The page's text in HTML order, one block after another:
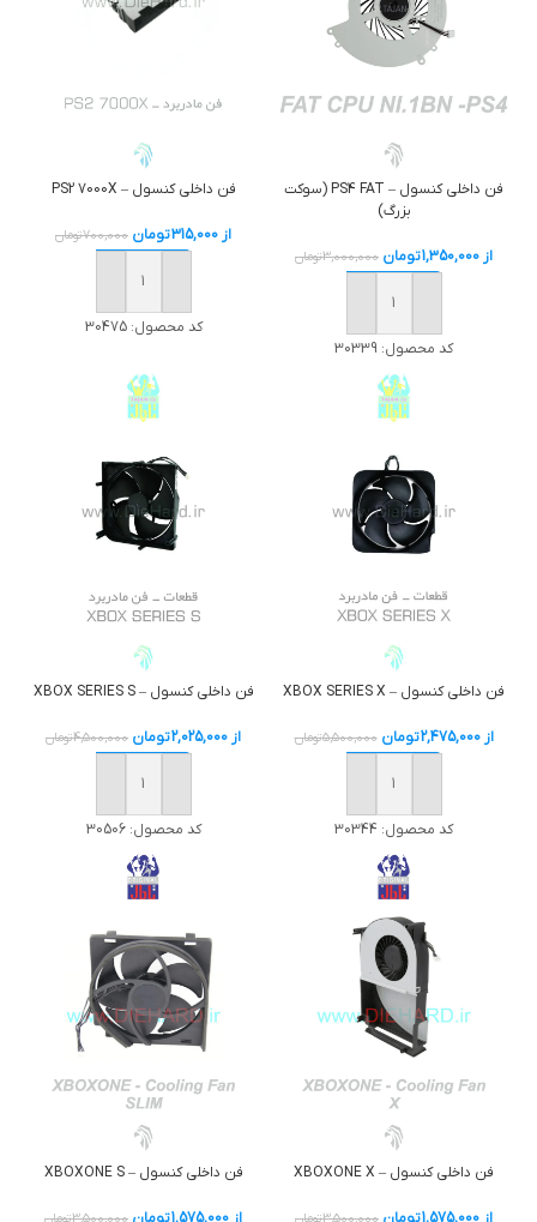
فن داخلی کنسول – PS4 FAT (سوکت
بزرگ)
از 1,350,000تومان 3,000,000تومان
خرید
کد محصول: 30339
فن داخلی کنسول – PS2 7000X
از 315,000تومان 700,000تومان
خرید
کد محصول:30475
فن داخلی کنسول – XBOX SERIES X
از2,475,000تومان 5,500,000تومان
خرید
کد محصول: 30344
فن داخلی کنسول – XBOX SERIES S
از 2,025,000تومان 4,500,000تومان
خرید
کد محصول:30506
فن داخلی کنسول – XBOXONE X
از 1,575,000تومان 3,500,000تومان
فن داخلی کنسول – XBOXONE S
از 1,575,000تومان 3,500,000تومان